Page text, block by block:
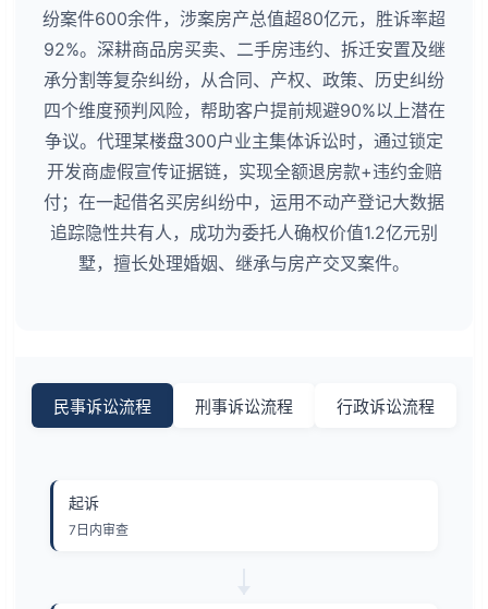
纷案件600余件，涉案房产总值超80亿元，胜诉率超
92%。深耕商品房买卖、二手房违约、拆迁安置及继
承分割等复杂纠纷，从合同、产权、政策、历史纠纷
四个维度预判风险，帮助客户提前规避90%以上潜在
争议。代理某楼盘300户业主集体诉讼时，通过锁定
开发商虚假宣传证据链，实现全额退房款+违约金赔
付；在一起借名买房纠纷中，运用不动产登记大数据
追踪隐性共有人，成功为委托人确权价值1.2亿元别
墅，擅长处理婚姻、继承与房产交叉案件。
民事诉讼流程 刑事诉讼流程 行政诉讼流程
起诉
7日内审查